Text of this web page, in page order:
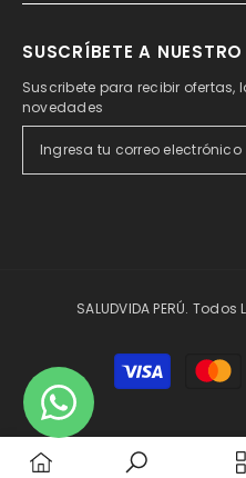
SUSCRÍBETE A
Suscribete para recibir
novedades
SALUDVIDA PERÚ.